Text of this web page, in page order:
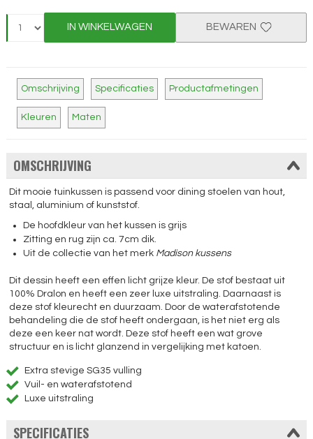
IN WINKELWAGEN BEWAREN
Omschrijving Specificaties Productafmetingen
Kleuren Maten
OMSCHRIJVING
Dit mooie tuinkussen is passend voor dining stoelen van hout,
staal, aluminium of kunststof.
De hoofdkleur van het kussen is grijs
Zitting en rug zijn ca. 7cm dik.
Uit de collectie van het merk Madison kussens
Dit dessin heeft een effen licht grijze kleur. De stof bestaat uit
100% Dralon en heeft een zeer luxe uitstraling. Daarnaast is
deze stof kleurecht en duurzaam. Door de waterafstotende
behandeling die de stof heeft ondergaan, is het niet erg als
deze een keer nat wordt. Deze stof heeft een wat grove
structuur en is licht glanzend in vergelijking met katoen.
Extra stevige SG35 vulling
Vuil- en waterafstotend
Luxe uitstraling
SPECIFICATIES